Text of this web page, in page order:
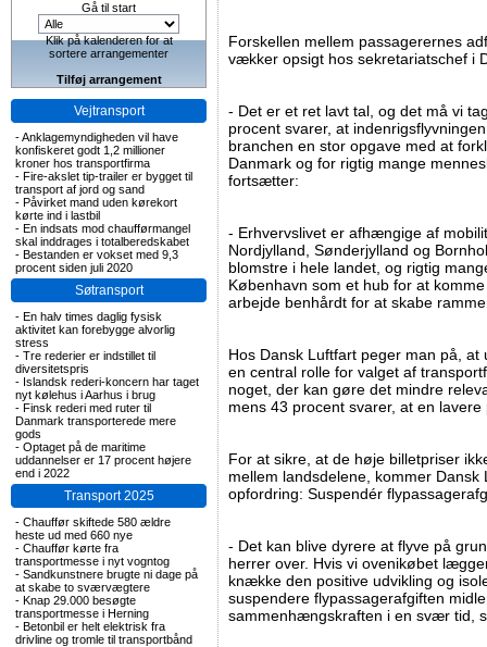
Gå til start
Klik på kalenderen for at
sortere arrangementer
Tilføj arrangement
Vejtransport
-Anklagemyndigheden vil have
konfiskeret godt 1,2 millioner
kroner hos transportfirma
- Fire-akslet tip-trailer er bygget til
transport af jord og sand
- Påvirket mand uden kørekort
kørte ind i lastbil
- En indsats mod chaufførmangel
skal inddrages i totalberedskabet
- Bestanden er vokset med 9,3
procent siden juli 2020
Søtransport
- En halv times daglig fysisk
aktivitet kan forebygge alvorlig
stress
- Tre rederier er indstillet til
diversitetspris
- Islandsk rederi-koncern har taget
nyt kølehus i Aarhus i brug
- Finsk rederi med ruter til
Danmark transporterede mere
gods
- Optaget på de maritime
uddannelser er 17 procent højere
end i 2022
Transport 2025
- Chauffør skiftede 580 ældre
heste ud med 660 nye
- Chauffør kørte fra
transportmesse i nyt vogntog
- Sandkunstnere brugte ni dage på
at skabe to sværvægtere
- Knap 29.000 besøgte
transportmesse i Herning
- Betonbil er helt elektrisk fra
drivline og tromle til transportbånd
Forskellen mellem passagerernes
vækker opsigt hos sekretariatschef i
- Det er et ret lavt tal, og det må vi
procent svarer, at
branchen en stor opgave med at
Danmark og for rigtig mange
fortsætter:
- Erhvervslivet er afhængige af
Nordjylland, Sønderjylland og
blomstre i hele landet, og rigtig
København som et hub for at
arbejde benhårdt for at skabe
Hos Dansk Luftfart peger man på,
en central rolle for valget af
noget, der kan gøre det mindre
mens 43 procent svarer, at en
For at sikre, at de høje billetpriser
mellem landsdelene, kommer
opfordring: Suspendér
- Det kan blive dyrere at flyve på
herrer over. Hvis vi ovenikøbet
knække den positive udvikling og
suspendere flypassagerafgiften
sammenhængskraften i en svær tid,